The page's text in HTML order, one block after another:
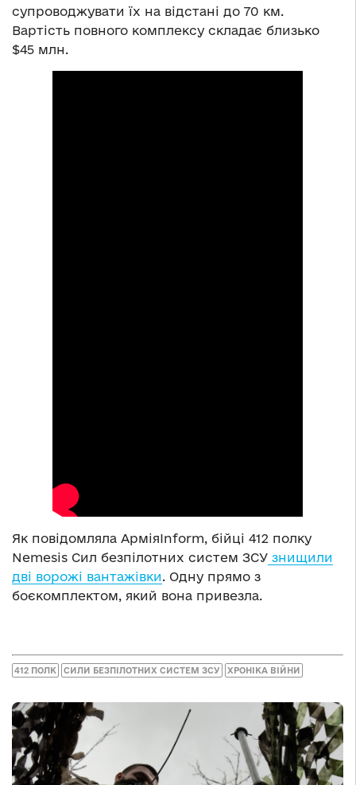
супроводжувати їх на відстані до 70 км.
Вартість повного комплексу складає близько
$45 млн.
Як повідомляла АрміяInform, бійці 412 полку
Nemesis Сил безпілотних систем ЗСУ знищили
дві ворожі вантажівки. Одну прямо з
боєкомплектом, який вона привезла.
412 ПОЛК СИЛИ БЕЗПІЛОТНИХ СИСТЕМ ЗСУ ХРОНІКА ВІЙНИ